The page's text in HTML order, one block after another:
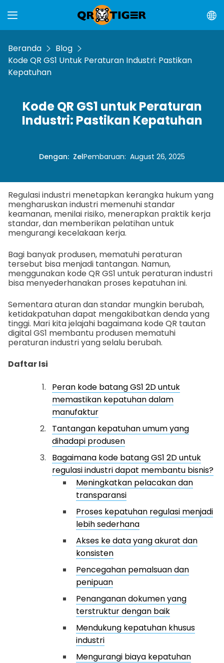
Beranda
Blog
Kode QR GS1 Untuk Peraturan Industri: Pastikan
Kepatuhan
Kode QR GS1 untuk Peraturan
Industri: Pastikan Kepatuhan
Dengan: ZelPembaruan: August 26, 2025
Regulasi industri menetapkan kerangka hukum yang
mengharuskan industri memenuhi standar
keamanan, menilai risiko, menerapkan praktik kerja
standar, dan memberikan pelatihan untuk
mengurangi kecelakaan kerja.
Bagi banyak produsen, mematuhi peraturan
tersebut bisa menjadi tantangan. Namun,
menggunakan kode QR GS1 untuk peraturan industri
bisa menyederhanakan proses kepatuhan ini.
Sementara aturan dan standar mungkin berubah,
ketidakpatuhan dapat mengakibatkan denda yang
tinggi. Mari kita jelajahi bagaimana kode QR tautan
digital GS1 membantu produsen mematuhi
peraturan industri yang selalu berubah.
Daftar Isi
Peran kode batang GS1 2D untuk
memastikan kepatuhan dalam
manufaktur
Tantangan kepatuhan umum yang
dihadapi produsen
Bagaimana kode batang GS1 2D untuk
regulasi industri dapat membantu bisnis?
Meningkatkan pelacakan dan
transparansi
Proses kepatuhan regulasi menjadi
lebih sederhana
Akses ke data yang akurat dan
konsisten
Pencegahan pemalsuan dan
penipuan
Penanganan dokumen yang
terstruktur dengan baik
Mendukung kepatuhan khusus
industri
Mengurangi biaya kepatuhan